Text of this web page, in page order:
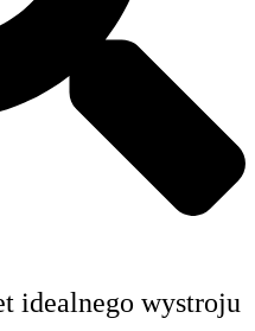
idealnego wystroju